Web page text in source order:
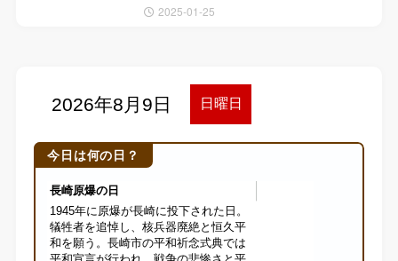
2025-01-25
今日は何の日？